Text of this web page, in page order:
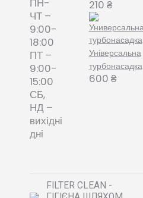
ПН-
ЧТ –
9:00-
18:00
ПТ –
9:00-
15:00
СБ,
НД –
вихідні
дні
210 ₴
Універсальна
турбонасадка
600 ₴
FILTER CLEAN -